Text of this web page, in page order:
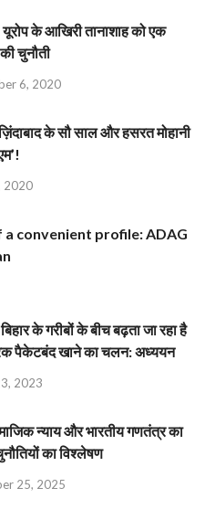
यूरोप के आखिरी तानाशाह को एक
चुनौती
6, 2020
के सौ साल और हसरत मोहानी
2020
convenient profile: ADAG
के गरीबों के बीच बढ़ता जा रहा है
पैकेटबंद खाने का चलन: अध्ययन
2023
न्याय और भारतीय गणतंत्र का
का विश्लेषण
25, 2025